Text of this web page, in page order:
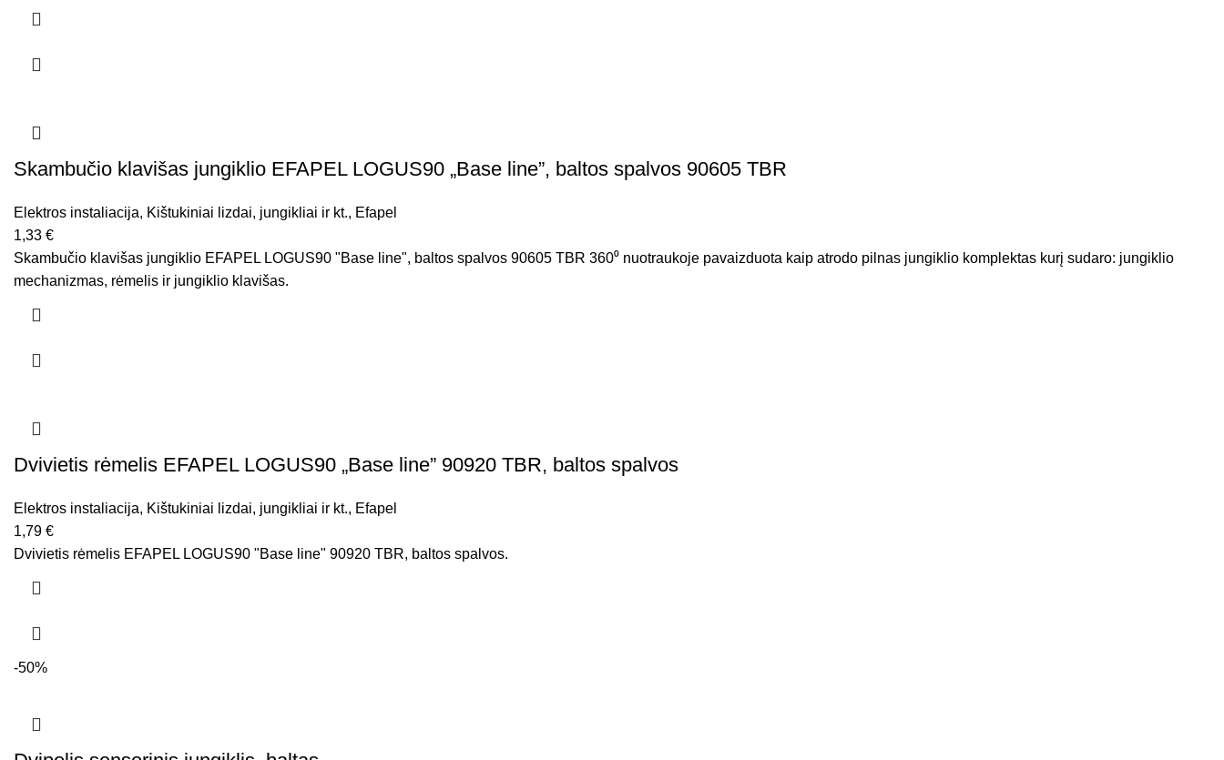
Skambučio klavišas jungiklio EFAPEL LOGUS90 „Base line”, baltos spalvos 90605 TBR
Elektros instaliacija, Kištukiniai lizdai, jungikliai ir kt., Efapel
1,33 €
Skambučio klavišas jungiklio EFAPEL LOGUS90 "Base line", baltos spalvos 90605 TBR 360⁰ nuotraukoje pavaizduota kaip atrodo pilnas jungiklio komplektas kurį sudaro: jungiklio
mechanizmas, rėmelis ir jungiklio klavišas.
Dvivietis rėmelis EFAPEL LOGUS90 „Base line” 90920 TBR, baltos spalvos
Elektros instaliacija, Kištukiniai lizdai, jungikliai ir kt., Efapel
1,79 €
Dvivietis rėmelis EFAPEL LOGUS90 "Base line" 90920 TBR, baltos spalvos.
-50%